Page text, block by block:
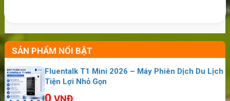
Bán Sim Azores – ESim Azores – Sim 4G/5G Đi Du
SẢN PHẨM NỔI BẬT
Fluentalk T1 Mini 2026 – Máy Phiên Dịch Du Lịch
Tiện Lợi Nhỏ Gọn
0